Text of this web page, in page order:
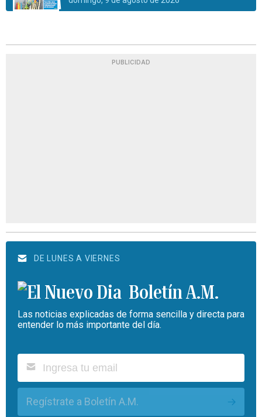
PUBLICIDAD
DE LUNES A VIERNES
Boletín A.M.
Las noticias explicadas de forma sencilla y directa para
entender lo más importante del día.
Regístrate a Boletín A.M.